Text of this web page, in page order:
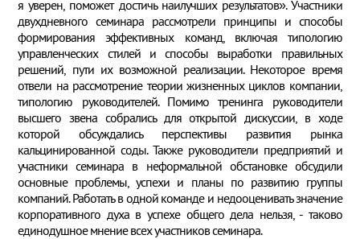
я уверен, поможет достичь наилучших результатов». Участники
двухдневного семинара рассмотрели принципы и способы
формирования эффективных команд, включая типологию
управленческих стилей и способы выработки правильных
решений, пути их возможной реализации. Некоторое время
отвели на рассмотрение теории жизненных циклов компании,
типологию руководителей. Помимо тренинга руководители
высшего звена собрались для открытой дискуссии, в ходе
которой обсуждались перспективы развития рынка
кальцинированной соды. Также руководители предприятий и
участники семинара в неформальной обстановке обсудили
основные проблемы, успехи и планы по развитию группы
компаний. Работать в одной команде и недооценивать значение
корпоративного духа в успехе общего дела нельзя, - таково
единодушное мнение всех участников семинара.